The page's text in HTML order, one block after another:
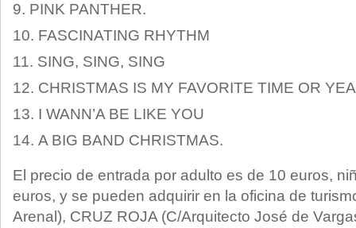
PINK PANTHER.
FASCINATING RHYTHM
SING, SING, SING
CHRISTMAS IS MY FAVORITE TIME OR
I WANN’A BE LIKE YOU
A BIG BAND CHRISTMAS.
El precio de entrada por adulto es de 10 euros,
euros, y se pueden adquirir en la oficina de
Arenal), CRUZ ROJA (C/Arquitecto José de